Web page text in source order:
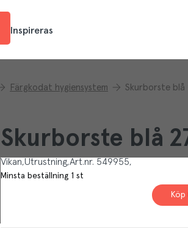
Inspireras
Färgkodat hygiensystem Skurborste blå
Skurborste blå
Vikan Utrustning Art.nr. 549955
Minsta beställning 1 st
Köp